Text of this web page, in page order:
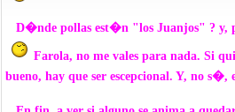
D�nde pollas est�n "los Juanjos" ? y,
Farola, no me vales para nada. Si
bueno, hay que ser escepcional. Y, no